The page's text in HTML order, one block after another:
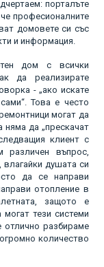
порталъте
професионалните
домовете си със
и информация.
дом с всички
да реализирате
- „ако искате
Това е често
могат да
да „прескачат
клиент с
различен въпрос,
влагайки душата си
да се направи
отопление в
защото е
тези системи
разбираме
количество